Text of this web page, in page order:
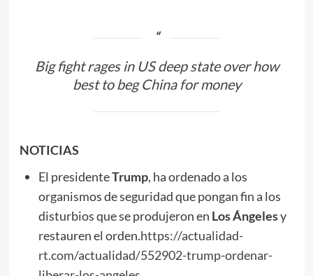
Big fight rages in US deep state over how
best to beg China for money
NOTICIAS
El presidenteTrump, ha ordenado a los
organismos de seguridad que pongan fin a los
disturbios que se produjeron en Los Ángelesy
restauren el orden.https://actualidad-
rt.com/actualidad/552902-trump-ordenar-